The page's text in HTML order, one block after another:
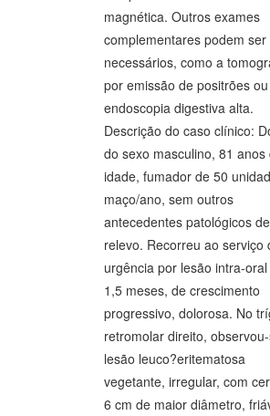
magnética. Outros exames
complementares podem ser
necessários, como a
por emissão de positrões
endoscopia digestiva alta.
Descrição do caso clínico:
do sexo masculino, 81 anos
idade, fumador de 50
maço/ano, sem outros
antecedentes patológicos de
relevo. Recorreu ao serviço
urgência por lesão intra-oral
1,5 meses, de crescimento
progressivo, dolorosa. No
retromolar direito,
lesão leuco?eritematosa
vegetante, irregular, com
6 cm de maior diâmetro,